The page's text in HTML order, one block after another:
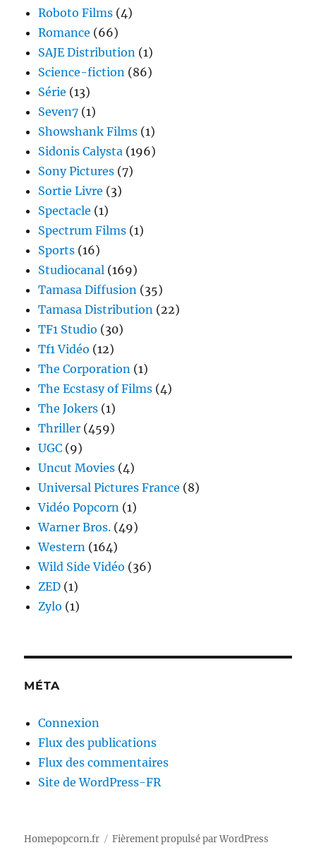
Roboto Films (4)
Romance (66)
SAJE Distribution (1)
Science-fiction (86)
Série (13)
Seven7 (1)
Showshank Films (1)
Sidonis Calysta (196)
Sony Pictures (7)
Sortie Livre (3)
Spectacle (1)
Spectrum Films (1)
Sports (16)
Studiocanal (169)
Tamasa Diffusion (35)
Tamasa Distribution (22)
TF1 Studio (30)
Tf1 Vidéo (12)
The Corporation (1)
The Ecstasy of Films (4)
The Jokers (1)
Thriller (459)
UGC (9)
Uncut Movies (4)
Universal Pictures France (8)
Vidéo Popcorn (1)
Warner Bros. (49)
Western (164)
Wild Side Vidéo (36)
ZED (1)
Zylo (1)
MÉTA
Connexion
Flux des publications
Flux des commentaires
Site de WordPress-FR
Homepopcorn.fr Fièrement propulsé par WordPress